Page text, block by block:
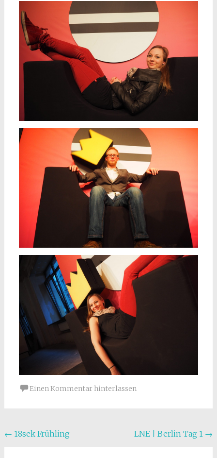
Einen Kommentar hinterlassen
Beitragsnavigation
← 18sek Frühling LNE | Berlin Tag 1 →